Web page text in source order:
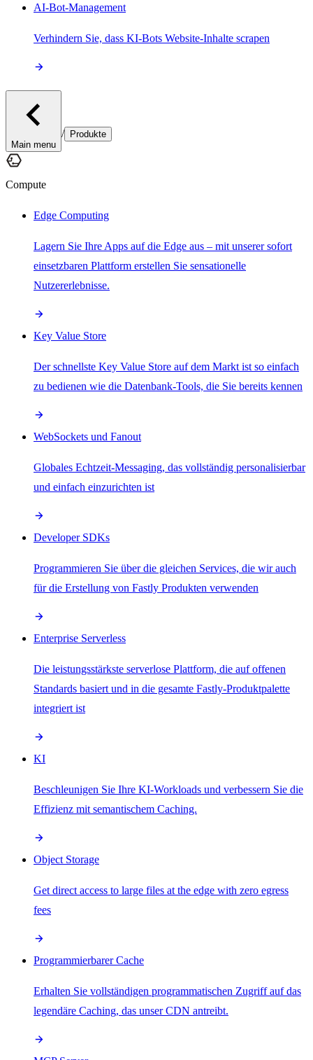
AI-Bot-Management
Verhindern Sie, dass KI-Bots Website-Inhalte scrapen
Main menu
/ Produkte
Compute
Edge Computing
Lagern Sie Ihre Apps auf die Edge aus – mit unserer sofort
einsetzbaren Plattform erstellen Sie sensationelle
Nutzererlebnisse.
Key Value Store
Der schnellste Key Value Store auf dem Markt ist so einfach
zu bedienen wie die Datenbank-Tools, die Sie bereits kennen
WebSockets und Fanout
Globales Echtzeit-Messaging, das vollständig personalisierbar
und einfach einzurichten ist
Developer SDKs
Programmieren Sie über die gleichen Services, die wir auch
für die Erstellung von Fastly Produkten verwenden
Enterprise Serverless
Die leistungsstärkste serverlose Plattform, die auf offenen
Standards basiert und in die gesamte Fastly-Produktpalette
integriert ist
KI
Beschleunigen Sie Ihre KI-Workloads und verbessern Sie die
Effizienz mit semantischem Caching.
Object Storage
Get direct access to large files at the edge with zero egress
fees
Programmierbarer Cache
Erhalten Sie vollständigen programmatischen Zugriff auf das
legendäre Caching, das unser CDN antreibt.